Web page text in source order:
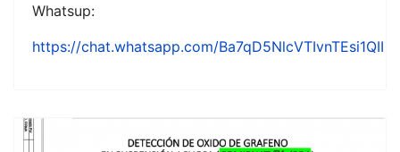
Whatsup:
https://chat.whatsapp.com/Ba7qD5NlcVTIvnTEsi1QII